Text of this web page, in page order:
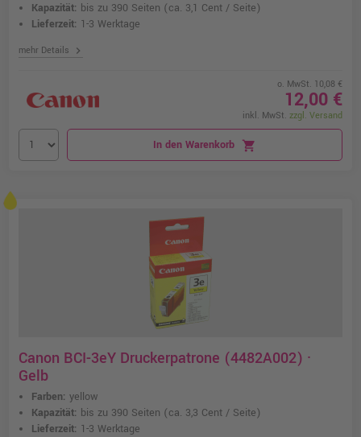
Kapazität: bis zu 390 Seiten (ca. 3,1 Cent / Seite)
Lieferzeit: 1-3 Werktage
mehr Details chevron_right
o. MwSt. 10,08 €
12,00 €
inkl. MwSt. zzgl. Versand
In den Warenkorb shopping_cart
Canon BCI-3eY Druckerpatrone (4482A002) ·
Gelb
Farben: yellow
Kapazität: bis zu 390 Seiten (ca. 3,3 Cent / Seite)
Lieferzeit: 1-3 Werktage